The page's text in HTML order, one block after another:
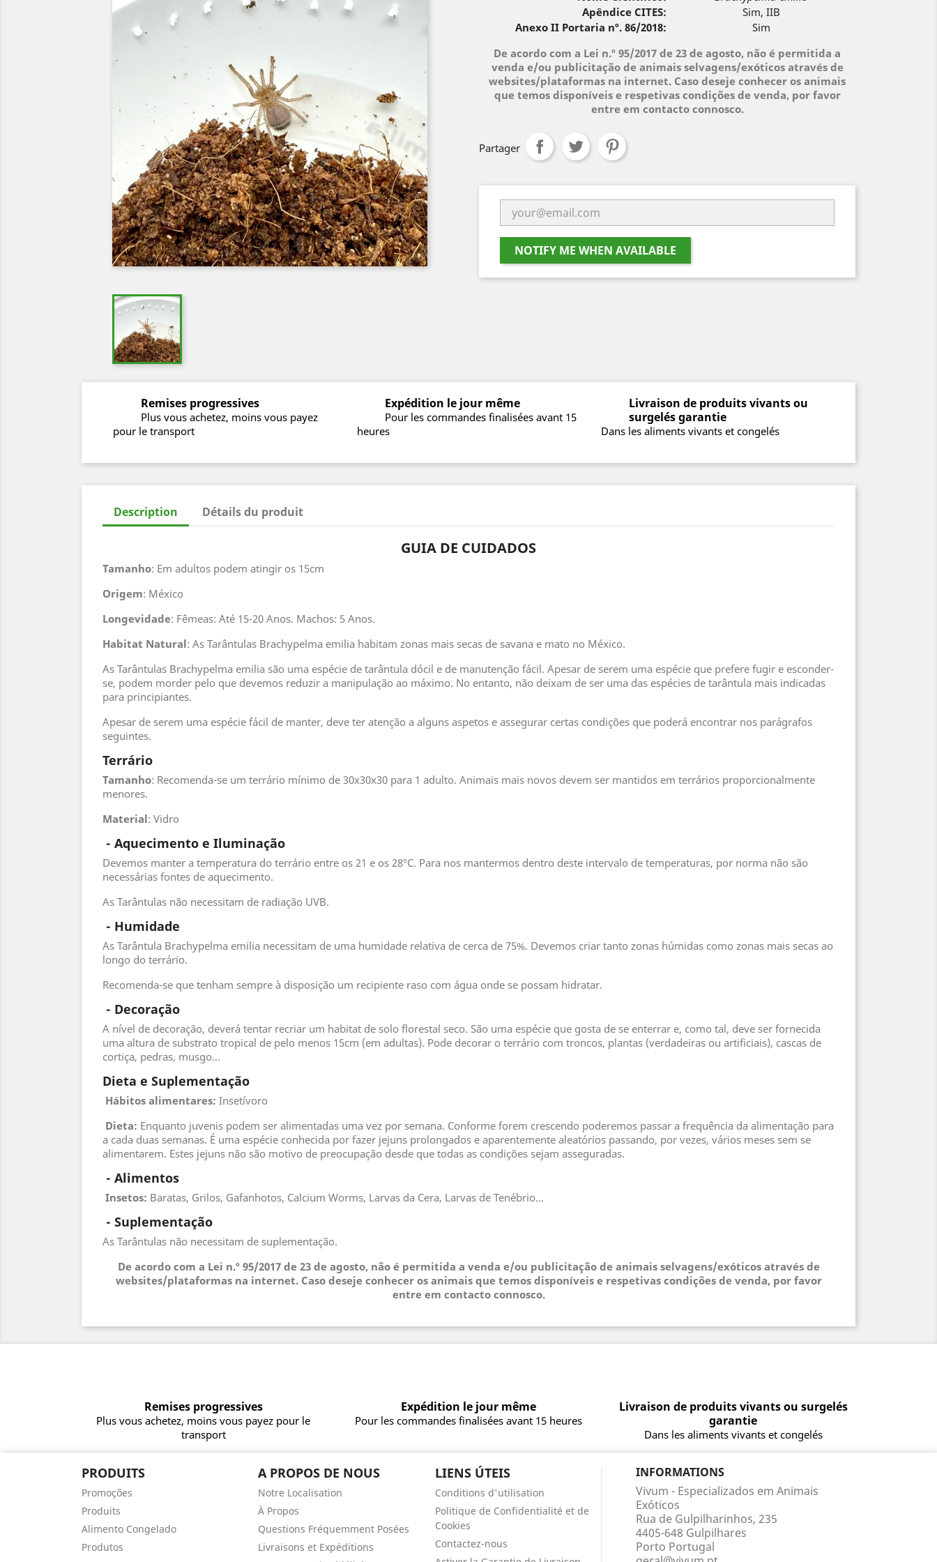
Apêndice CITES:
Sim, IIB
Anexo II Portaria nº. 86/2018:
Sim
De acordo com a Lei n.º 95/2017 de 23 de agosto, não é permitida a
venda e/ou publicitação de animais selvagens/exóticos através de
websites/plataformas na internet. Caso deseje conhecer os animais
que temos disponíveis e respetivas condições de venda, por favor
entre em contacto connosco.
Partager
NOTIFY ME WHEN AVAILABLE
Remises progressives
Plus vous achetez, moins vous payez
pour le transport
Expédition le jour même
Pour les commandes finalisées avant 15
heures
Livraison de produits vivants ou
surgelés garantie
Dans les aliments vivants et congelés
Description Détails du produit
GUIA DE CUIDADOS
Tamanho: Em adultos podem atingir os 15cm
Origem: México
Longevidade: Fêmeas: Até 15-20 Anos. Machos: 5 Anos.
Habitat Natural: As Tarântulas Brachypelma emilia habitam zonas mais secas de savana e mato no México.
As Tarântulas Brachypelma emilia são uma espécie de tarântula dócil e de manutenção fácil. Apesar de serem uma espécie que prefere fugir e esconder-
se, podem morder pelo que devemos reduzir a manipulação ao máximo. No entanto, não deixam de ser uma das espécies de tarântula mais indicadas
para principiantes.
Apesar de serem uma espécie fácil de manter, deve ter atenção a alguns aspetos e assegurar certas condições que poderá encontrar nos parágrafos
seguintes.
Terrário
Tamanho: Recomenda-se um terrário mínimo de 30x30x30 para 1 adulto. Animais mais novos devem ser mantidos em terrários proporcionalmente
menores.
Material: Vidro
- Aquecimento e Iluminação
Devemos manter a temperatura do terrário entre os 21 e os 28ºC. Para nos mantermos dentro deste intervalo de temperaturas, por norma não são
necessárias fontes de aquecimento.
As Tarântulas não necessitam de radiação UVB.
- Humidade
As Tarântula Brachypelma emilia necessitam de uma humidade relativa de cerca de 75%. Devemos criar tanto zonas húmidas como zonas mais secas ao
longo do terrário.
Recomenda-se que tenham sempre à disposição um recipiente raso com água onde se possam hidratar.
- Decoração
A nível de decoração, deverá tentar recriar um habitat de solo florestal seco. São uma espécie que gosta de se enterrar e, como tal, deve ser fornecida
uma altura de substrato tropical de pelo menos 15cm (em adultas). Pode decorar o terrário com troncos, plantas (verdadeiras ou artificiais), cascas de
cortiça, pedras, musgo...
Dieta e Suplementação
Hábitos alimentares: Insetívoro
Dieta: Enquanto juvenis podem ser alimentadas uma vez por semana. Conforme forem crescendo poderemos passar a frequência da alimentação para
a cada duas semanas. É uma espécie conhecida por fazer jejuns prolongados e aparentemente aleatórios passando, por vezes, vários meses sem se
alimentarem. Estes jejuns não são motivo de preocupação desde que todas as condições sejam asseguradas.
- Alimentos
Insetos: Baratas, Grilos, Gafanhotos, Calcium Worms, Larvas da Cera, Larvas de Tenébrio...
- Suplementação
As Tarântulas não necessitam de suplementação.
De acordo com a Lei n.º 95/2017 de 23 de agosto, não é permitida a venda e/ou publicitação de animais selvagens/exóticos através de
websites/plataformas na internet. Caso deseje conhecer os animais que temos disponíveis e respetivas condições de venda, por favor
entre em contacto connosco.
Remises progressives
Plus vous achetez, moins vous payez pour le
transport
Expédition le jour même
Pour les commandes finalisées avant 15 heures
Livraison de produits vivants ou surgelés
garantie
Dans les aliments vivants et congelés
PRODUITS
Promoções
Produits
Alimento Congelado
Produtos
A PROPOS DE NOUS
Notre Localisation
À Propos
Questions Fréquemment Posées
Livraisons et Expéditions
LIENS ÚTEIS
Conditions d'utilisation
Politique de Confidentialité et de
Cookies
Contactez-nous
INFORMATIONS
Vivum - Especializados em Animais
Exóticos
Rua de Gulpilharinhos, 235
4405-648 Gulpilhares
Porto Portugal